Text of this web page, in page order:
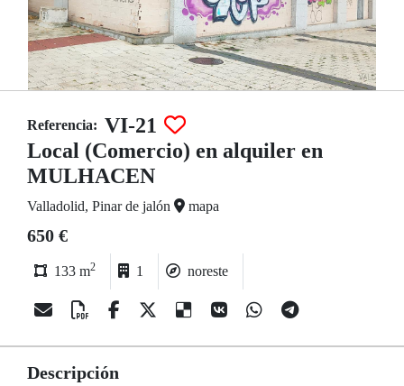
Referencia: VI-21
Local (Comercio) en alquiler en
MULHACEN
Valladolid, Pinar de jalón mapa
650 €
133 m2 1 noreste
Descripción